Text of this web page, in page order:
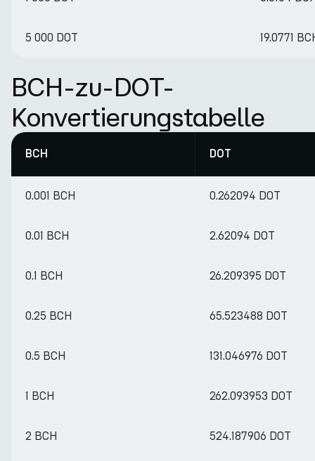
5 000 DOT 19.0771
BCH-zu-DOT-
Konvertierungstabelle
BCH DOT
0.001 BCH 0.262094 DOT
0.01 BCH 2.62094 DOT
0.1 BCH 26.209395 DOT
0.25 BCH 65.523488 DOT
0.5 BCH 131.046976 DOT
1 BCH 262.093953 DOT
2 BCH 524.187906 DOT